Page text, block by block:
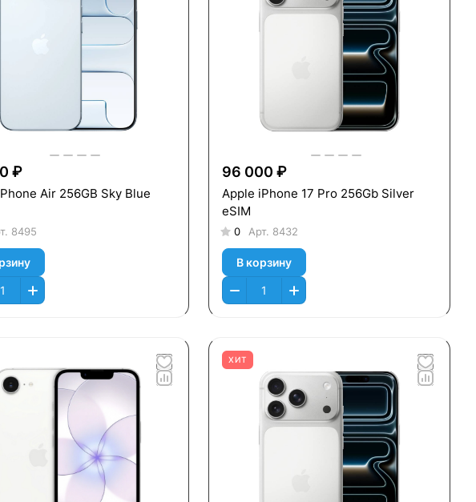
₽
Air 256GB Sky Blue
8495
96 000 ₽
Apple iPhone 17 Pro 256Gb Silver
eSIM
0 Арт. 8432
В корзину
ХИТ